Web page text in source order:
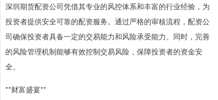
深圳期货配资公司凭借其专业的风控体系和丰富的行业经验，为
投资者提供安全可靠的配资服务。通过严格的审核流程，配资公
司确保投资者具备一定的交易能力和风险承受能力。同时，完善
的风险管理机制能够有效控制交易风险，保障投资者的资金安
全。
**财富盛宴**